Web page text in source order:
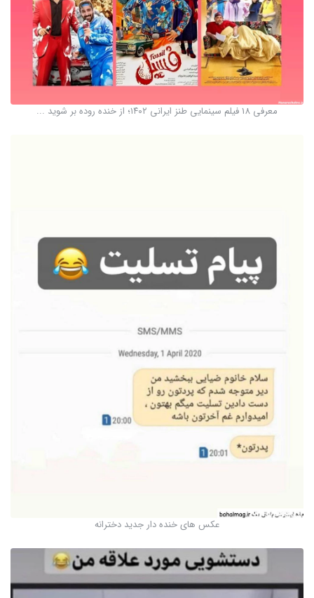
معرفی 18 فیلم سینمایی طنز ایرانی ۱۴۰۲؛ از خنده روده بر شوید ...
عکس های خنده دار جدید دخترانه